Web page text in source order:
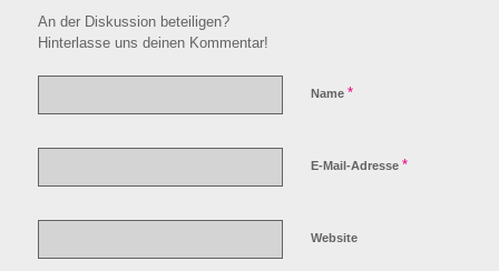
An der Diskussion beteiligen?
Hinterlasse uns deinen Kommentar!
Name *
E-Mail-Adresse *
Website